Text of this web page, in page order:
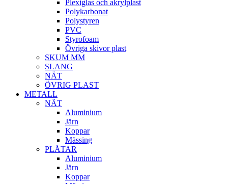
Plexiglas och akrylplast
Polykarbonat
Polystyren
PVC
Styrofoam
Övriga skivor plast
SKUM MM
SLANG
NÄT
ÖVRIG PLAST
METALL
NÄT
Aluminium
Järn
Koppar
Mässing
PLÅTAR
Aluminium
Järn
Koppar